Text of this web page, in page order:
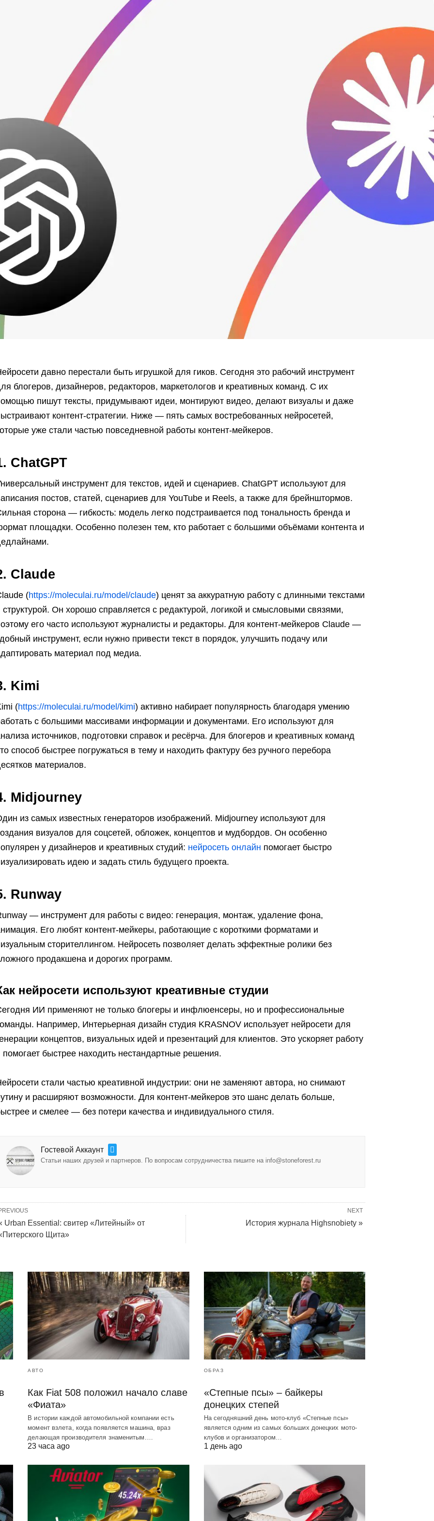
давно перестали быть игрушкой для гиков. Сегодня это рабочий инструмент
блогеров, дизайнеров, редакторов, маркетологов и креативных команд. С их
пишут тексты, придумывают идеи, монтируют видео, делают визуалы и даже
контент-стратегии. Ниже — пять самых востребованных нейросетей,
уже стали частью повседневной работы контент-мейкеров.
ChatGPT
инструмент для текстов, идей и сценариев. ChatGPT используют для
постов, статей, сценариев для YouTube и Reels, а также для брейнштормов.
сторона — гибкость: модель легко подстраивается под тональность бренда и
площадки. Особенно полезен тем, кто работает с большими объёмами контента и
Claude
(https://moleculai.ru/model/claude) ценят за аккуратную работу с длинными текстами
структурой. Он хорошо справляется с редактурой, логикой и смысловыми связями,
его часто используют журналисты и редакторы. Для контент-мейкеров Claude —
инструмент, если нужно привести текст в порядок, улучшить подачу или
материал под медиа.
Kimi
(https://moleculai.ru/model/kimi) активно набирает популярность благодаря умению
с большими массивами информации и документами. Его используют для
источников, подготовки справок и ресёрча. Для блогеров и креативных команд
способ быстрее погружаться в тему и находить фактуру без ручного перебора
материалов.
Midjourney
из самых известных генераторов изображений. Midjourney используют для
визуалов для соцсетей, обложек, концептов и мудбордов. Он особенно
у дизайнеров и креативных студий: нейросеть онлайн помогает быстро
идею и задать стиль будущего проекта.
Runway
— инструмент для работы с видео: генерация, монтаж, удаление фона,
Его любят контент-мейкеры, работающие с короткими форматами и
сторителлингом. Нейросеть позволяет делать эффектные ролики без
продакшена и дорогих программ.
нейросети используют креативные студии
ИИ применяют не только блогеры и инфлюенсеры, но и профессиональные
Например, Интерьерная дизайн студия KRASNOV использует нейросети для
концептов, визуальных идей и презентаций для клиентов. Это ускоряет работу
помогает быстрее находить нестандартные решения.
стали частью креативной индустрии: они не заменяют автора, но снимают
и расширяют возможности. Для контент-мейкеров это шанс делать больше,
и смелее — без потери качества и индивидуального стиля.
Гостевой Аккаунт
Статьи наших друзей и партнеров. По вопросам сотрудничества пишите на info@stoneforest.ru
NEXT
История журнала Highsnobiety »
Urban Essential: свитер «Литейный» от
Щита»
АВТО
Как Fiat 508 положил начало славе
«Фиата»
В истории каждой автомобильной компании есть
момент взлета, когда появляется машина, враз
делающая производителя знаменитым.…
23 часа ago
ОБРАЗ
«Степные псы» – байкеры
донецких степей
На сегодняшний день мото-клуб «Степные псы»
является одним из самых больших донецких мото-
клубов и организатором…
1 день ago